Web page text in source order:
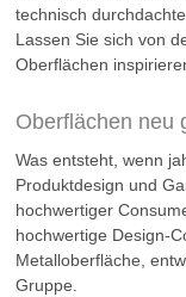
technisch
Lassen Sie sich von
Oberflächen
Oberflächen neu
Was entsteht, wenn
Produktdesign und
hochwertiger
hochwertige Design-
Metalloberfläche,
Gruppe.